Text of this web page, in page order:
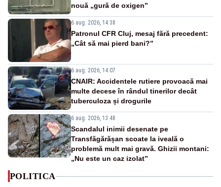
nouă „gură de oxigen”
6 aug. 2026, 14:38
Patronul CFR Cluj, mesaj fără precedent:
„Cât să mai pierd bani?”
6 aug. 2026, 14:07
CNAIR: Accidentele rutiere provoacă mai
multe decese în rândul tinerilor decât
tuberculoza și drogurile
6 aug. 2026, 13:48
Scandalul inimii desenate pe
Transfăgărășan scoate la iveală o
problemă mult mai gravă. Ghizii montani:
„Nu este un caz izolat”
POLITICA